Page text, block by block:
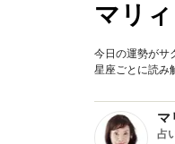
マリ
今日の運勢がサ
星座ごとに読み
マ
占